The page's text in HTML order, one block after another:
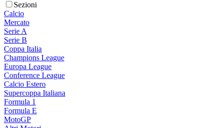
Sezioni
Calcio
Mercato
Serie A
Serie B
Coppa Italia
Champions League
Europa League
Conference League
Calcio Estero
Supercoppa Italiana
Formula 1
Formula E
MotoGP